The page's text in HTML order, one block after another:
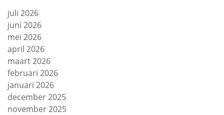
juli 2026
juni 2026
mei 2026
april 2026
maart 2026
februari 2026
januari 2026
december 2025
november 2025